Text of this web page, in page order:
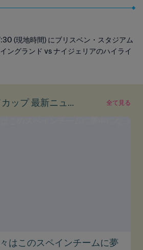
トラリア/ニュージ
イト
(現地時間) にブリスベン・スタジアム
ングランド vs ナイジェリアのハイライ
ップ 最新ニュー
全て見る
はこのスペインチームに夢